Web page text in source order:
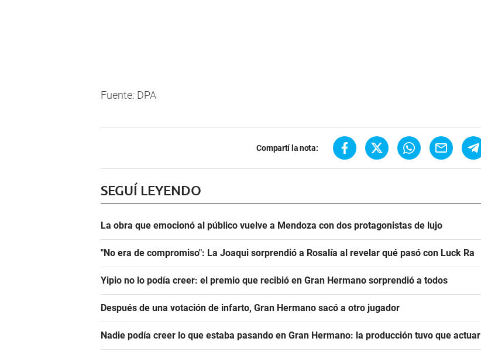
Fuente: DPA
Compartí la nota:
SEGUÍ LEYENDO
La obra que emocionó al público vuelve a Mendoza con dos protagonistas de lujo
"No era de compromiso": La Joaqui sorprendió a Rosalía al revelar qué pasó con Luck Ra
Yipio no lo podía creer: el premio que recibió en Gran Hermano sorprendió a todos
Después de una votación de infarto, Gran Hermano sacó a otro jugador
Nadie podía creer lo que estaba pasando en Gran Hermano: la producción tuvo que actuar